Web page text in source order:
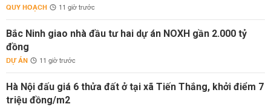
QUY HOẠCH 11 giờ trước
Bắc Ninh giao nhà đầu tư hai dự án NOXH gần 2.000 tỷ
đồng
DỰ ÁN 11 giờ trước
Hà Nội đấu giá 6 thửa đất ở tại xã Tiến Thắng, khởi điểm 7
triệu đồng/m2